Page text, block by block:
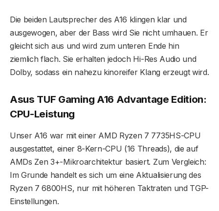
Die beiden Lautsprecher des A16 klingen klar und
ausgewogen, aber der Bass wird Sie nicht umhauen. Er
gleicht sich aus und wird zum unteren Ende hin
ziemlich flach. Sie erhalten jedoch Hi-Res Audio und
Dolby, sodass ein nahezu kinoreifer Klang erzeugt wird.
Asus TUF Gaming A16 Advantage Edition:
CPU-Leistung
Unser A16 war mit einer AMD Ryzen 7 7735HS-CPU
ausgestattet, einer 8-Kern-CPU (16 Threads), die auf
AMDs Zen 3+-Mikroarchitektur basiert. Zum Vergleich:
Im Grunde handelt es sich um eine Aktualisierung des
Ryzen 7 6800HS, nur mit höheren Taktraten und TGP-
Einstellungen.